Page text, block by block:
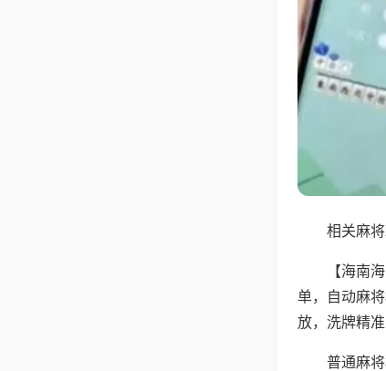
相关麻
【海南
单，自动麻
放，洗牌精
普通麻